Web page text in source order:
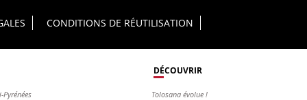
CONDITIONS DE RÉUTILISATION
DÉCOUVRIR
Tolosana évolue !